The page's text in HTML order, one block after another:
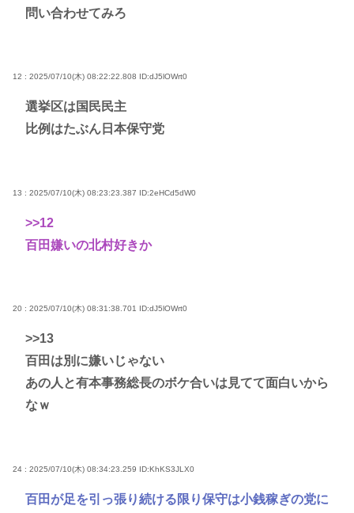
問い合わせてみろ
12 : 2025/07/10(木) 08:22:22.808 ID:dJ5lOWrt0
選挙区は国民民主
比例はたぶん日本保守党
13 : 2025/07/10(木) 08:23:23.387 ID:2eHCd5dW0
>>12
百田嫌いの北村好きか
20 : 2025/07/10(木) 08:31:38.701 ID:dJ5lOWrt0
>>13
百田は別に嫌いじゃない
あの人と有本事務総長のボケ合いは見てて面白いから
なｗ
24 : 2025/07/10(木) 08:34:23.259 ID:KhKS3JLX0
百田が足を引っ張り続ける限り保守は小銭稼ぎの党に